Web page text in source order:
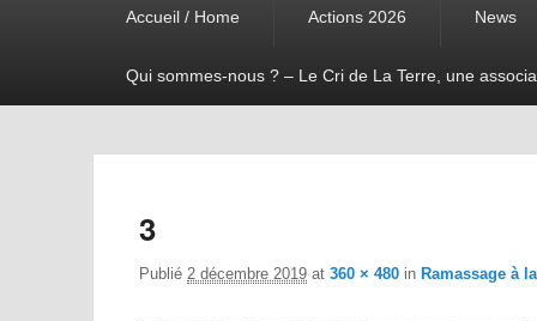
Accueil / Home Actions 2026 News
Qui sommes-nous ? – Le Cri de La Terre, une
3
Publié 2 décembre 2019 at 360 × 480 in Ramassage à